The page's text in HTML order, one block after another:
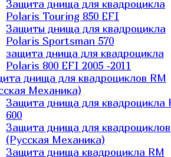
Защита днища для квадроцикла
Polaris Touring 850 EFI
Защиты днища для квадроцикла
Polaris Sportsman 570
защита днища для квадроцикла
Polaris 800 EFI 2005 -2011
днища для квадроциклов RM
Механика)
Защита днища для квадроцикла
600
Защита днища для
(Русская Механика)
Защита днища квадроцикла RM